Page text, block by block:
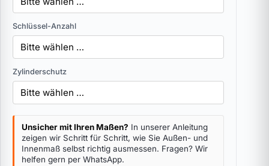
Schlüssel-Anzahl
Zylinderschutz
Unsicher mit Ihren Maßen? In unserer Anleitung
zeigen wir Schritt für Schritt, wie Sie Außen- und
Innenmaß selbst richtig ausmessen. Fragen? Wir
helfen gern per WhatsApp.